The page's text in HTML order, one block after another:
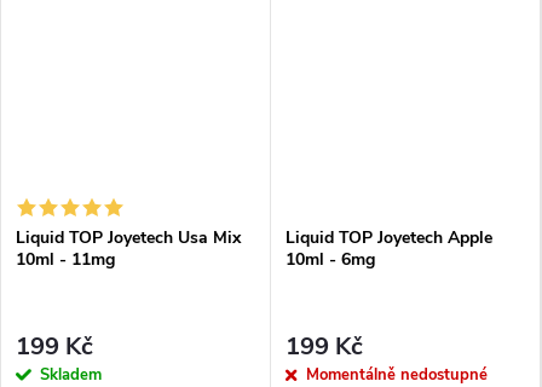
Liquid TOP Joyetech Usa Mix
10ml - 11mg
199 Kč
Skladem
Liquid TOP Joyetech Apple
10ml - 6mg
199 Kč
Momentálně nedostupné